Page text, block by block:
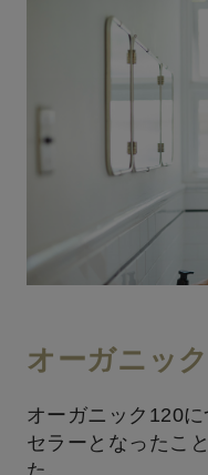
オーガニッ
オーガニック120
セラーとなったこ
た。